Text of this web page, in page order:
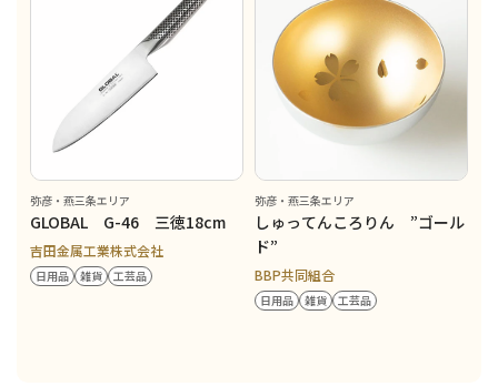
弥彦・燕三条エリア
GLOBAL G-46 三徳18cm
吉田金属工業株式会社
日用品 雑貨 工芸品
弥彦・燕三条エリア
しゅってんころりん ”ゴール
ド”
BBP共同組合
日用品 雑貨 工芸品